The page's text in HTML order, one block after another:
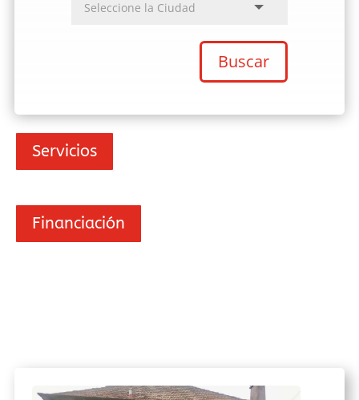
Buscar
Servicios
Financiación